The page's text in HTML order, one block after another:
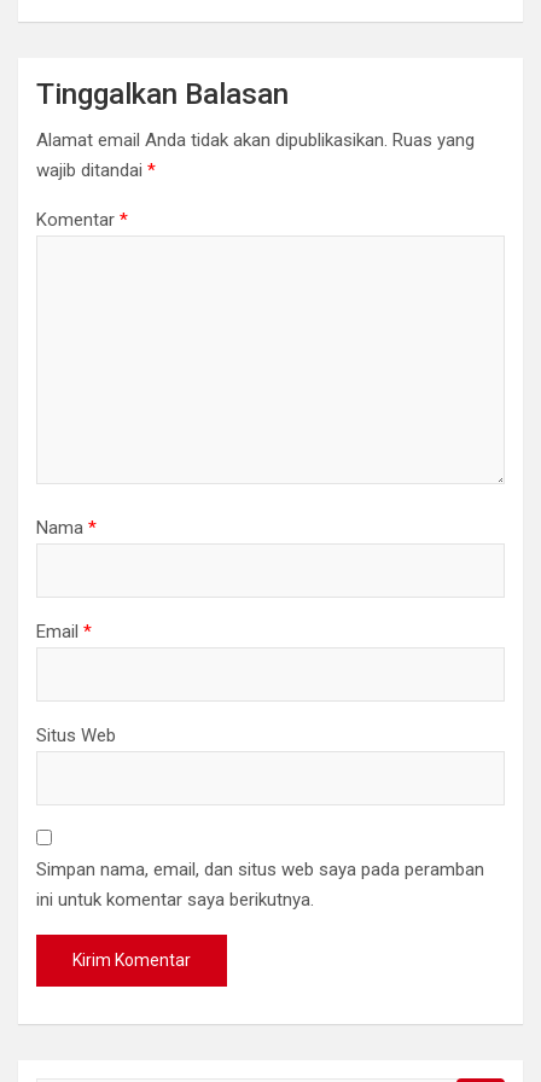
Tinggalkan Balasan
Alamat email Anda tidak akan dipublikasikan. Ruas yang
wajib ditandai *
Komentar *
Nama *
Email *
Situs Web
Simpan nama, email, dan situs web saya pada peramban
ini untuk komentar saya berikutnya.